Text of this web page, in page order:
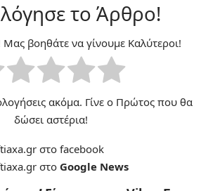
το Άρθρο!
Μας βοηθάτε να γίνουμε Καλύτεροι!
ακόμα. Γίνε ο Πρώτος που θα
δώσει αστέρια!
στο facebook
στο Google News